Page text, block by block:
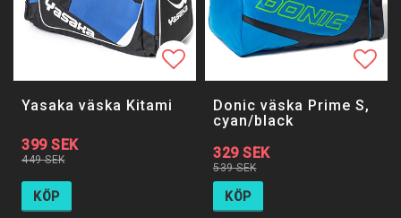
Lägg till i favoritlistan
Yasaka väska Kitami
449 SEK
399 SEK
KÖP
Donic väska Prime S,
cyan/black
539 SEK
329 SEK
KÖP